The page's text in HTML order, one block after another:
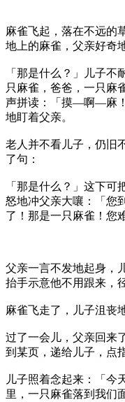
麻雀飞起，落在不远的
地上的麻雀，父亲好奇
「那是什么？」儿子
只麻雀，爸爸，一只麻
声拼读：「摸—啊—麻
地盯着父亲。
老人并不看儿子，仍旧
了句：
「那是什么？」这下
怒地冲父亲大嚷：「您
了！那是一只麻雀！您
父亲一言不发地起身，
抬手示意他不用跟来，
麻雀飞走了，儿子沮丧
过了一会儿，父亲回来
到某页，递给儿子，点
儿子照着念起来：「今
里，一只麻雀落到我们